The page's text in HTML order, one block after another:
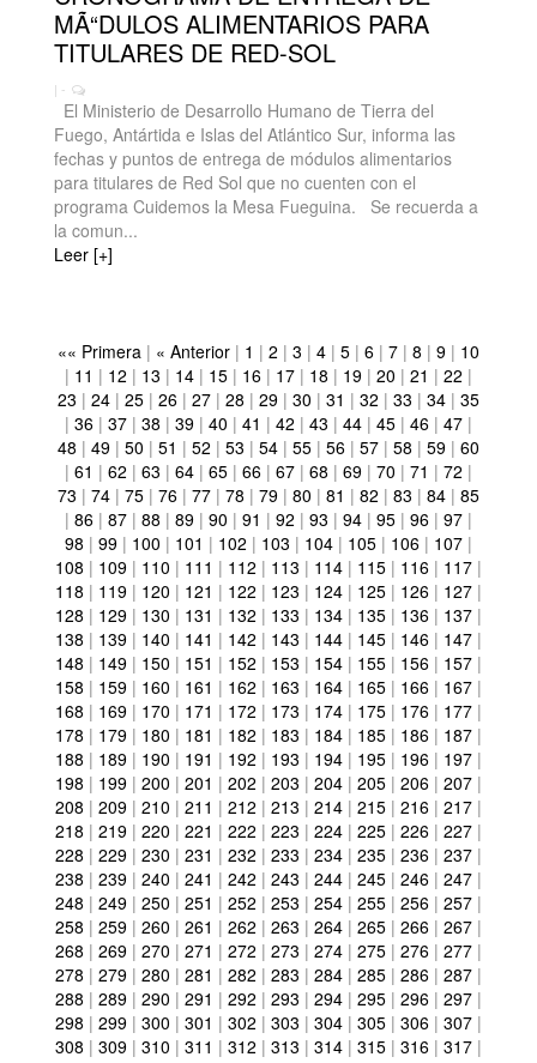
MÃ“DULOS ALIMENTARIOS PARA
TITULARES DE RED-SOL
| -
El Ministerio de Desarrollo Humano de Tierra del
Fuego, Antártida e Islas del Atlántico Sur, informa las
fechas y puntos de entrega de módulos alimentarios
para titulares de Red Sol que no cuenten con el
programa Cuidemos la Mesa Fueguina. Se recuerda a
la comun...
Leer [+]
«« Primera | « Anterior | 1 | 2 | 3 | 4 | 5 | 6 | 7 | 8 | 9 | 10
| 11 | 12 | 13 | 14 | 15 | 16 | 17 | 18 | 19 | 20 | 21 | 22 |
23 | 24 | 25 | 26 | 27 | 28 | 29 | 30 | 31 | 32 | 33 | 34 | 35
| 36 | 37 | 38 | 39 | 40 | 41 | 42 | 43 | 44 | 45 | 46 | 47 |
48 | 49 | 50 | 51 | 52 | 53 | 54 | 55 | 56 | 57 | 58 | 59 | 60
| 61 | 62 | 63 | 64 | 65 | 66 | 67 | 68 | 69 | 70 | 71 | 72 |
73 | 74 | 75 | 76 | 77 | 78 | 79 | 80 | 81 | 82 | 83 | 84 | 85
| 86 | 87 | 88 | 89 | 90 | 91 | 92 | 93 | 94 | 95 | 96 | 97 |
98 | 99 | 100 | 101 | 102 | 103 | 104 | 105 | 106 | 107 |
108 | 109 | 110 | 111 | 112 | 113 | 114 | 115 | 116 | 117 |
118 | 119 | 120 | 121 | 122 | 123 | 124 | 125 | 126 | 127 |
128 | 129 | 130 | 131 | 132 | 133 | 134 | 135 | 136 | 137 |
138 | 139 | 140 | 141 | 142 | 143 | 144 | 145 | 146 | 147 |
148 | 149 | 150 | 151 | 152 | 153 | 154 | 155 | 156 | 157 |
158 | 159 | 160 | 161 | 162 | 163 | 164 | 165 | 166 | 167 |
168 | 169 | 170 | 171 | 172 | 173 | 174 | 175 | 176 | 177 |
178 | 179 | 180 | 181 | 182 | 183 | 184 | 185 | 186 | 187 |
188 | 189 | 190 | 191 | 192 | 193 | 194 | 195 | 196 | 197 |
198 | 199 | 200 | 201 | 202 | 203 | 204 | 205 | 206 | 207 |
208 | 209 | 210 | 211 | 212 | 213 | 214 | 215 | 216 | 217 |
218 | 219 | 220 | 221 | 222 | 223 | 224 | 225 | 226 | 227 |
228 | 229 | 230 | 231 | 232 | 233 | 234 | 235 | 236 | 237 |
238 | 239 | 240 | 241 | 242 | 243 | 244 | 245 | 246 | 247 |
248 | 249 | 250 | 251 | 252 | 253 | 254 | 255 | 256 | 257 |
258 | 259 | 260 | 261 | 262 | 263 | 264 | 265 | 266 | 267 |
268 | 269 | 270 | 271 | 272 | 273 | 274 | 275 | 276 | 277 |
278 | 279 | 280 | 281 | 282 | 283 | 284 | 285 | 286 | 287 |
288 | 289 | 290 | 291 | 292 | 293 | 294 | 295 | 296 | 297 |
298 | 299 | 300 | 301 | 302 | 303 | 304 | 305 | 306 | 307 |
308 | 309 | 310 | 311 | 312 | 313 | 314 | 315 | 316 | 317 |